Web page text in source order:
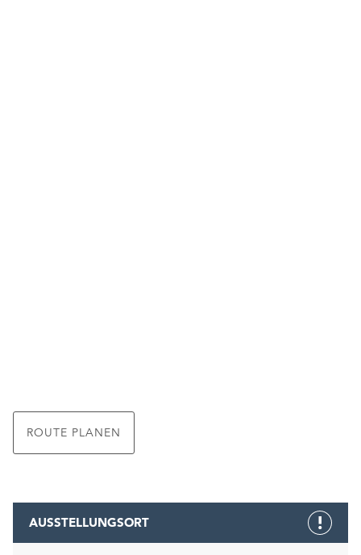
ROUTE PLANEN
AUSSTELLUNGSORT